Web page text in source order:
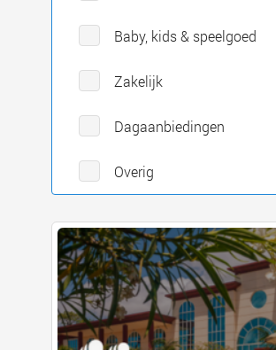
Baby, kids & speelgoed
Zakelijk
Dagaanbiedingen
Overig